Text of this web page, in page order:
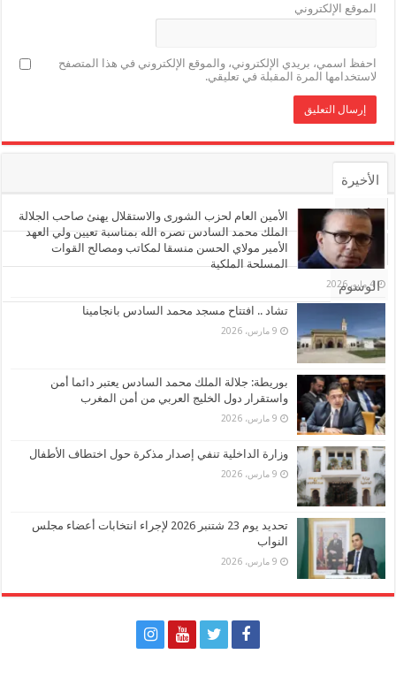
الموقع الإلكتروني
احفظ اسمي، بريدي الإلكتروني، والموقع الإلكتروني في هذا المتصفح
لاستخدامها المرة المقبلة في تعليقي.
الأخيرة
الأشهر
تعليقات
الوسوم
الأمين العام لحزب الشورى والاستقلال يهنئ صاحب الجلالة
الملك محمد السادس نصره الله بمناسبة تعيين ولي العهد
الأمير مولاي الحسن منسقا لمكاتب ومصالح القوات
المسلحة الملكية
4 مايو، 2026
تشاد .. افتتاح مسجد محمد السادس بانجامينا
9 مارس، 2026
بوريطة: جلالة الملك محمد السادس يعتبر دائما أمن
واستقرار دول الخليج العربي من أمن المغرب
9 مارس، 2026
وزارة الداخلية تنفي إصدار مذكرة حول اختطاف الأطفال
9 مارس، 2026
تحديد يوم 23 شتنبر 2026 لإجراء انتخابات أعضاء مجلس
النواب
9 مارس، 2026